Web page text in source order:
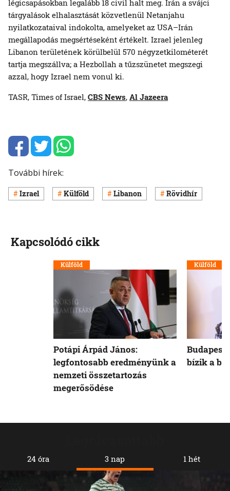
légicsapásokban legalább 18 civil halt meg. Irán a svájci
tárgyalások elhalasztását közvetlenül Netanjahu
nyilatkozataival indokolta, amelyeket az USA–Irán
megállapodás megsértéseként értékelt. Izrael jelenleg
Libanon területének körülbelül 570 négyzetkilométerét
tartja megszállva; a Hezbollah a tűzszünetet megszegi
azzal, hogy Izrael nem vonul ki.
TASR, Times of Israel, CBS News, Al Jazeera
További hírek:
Izrael Külföld Libanon Rövidhír
24 óra 3 nap 1 hét
Kapcsolódó cikk
Külföld
Potápi Árpád János:
legfontosabb eredményünk a
nemzeti összetartozás
megerősödése
Külföld
Budapest
bízik a